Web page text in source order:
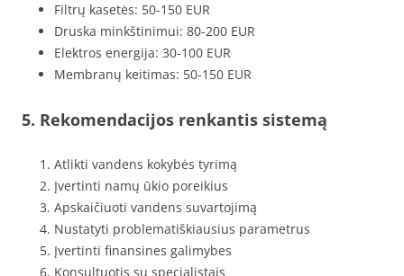
Filtrų kasetės: 50-150 EUR
Druska minkštinimui: 80-200 EUR
Elektros energija: 30-100 EUR
Membranų keitimas: 50-150 EUR
5. Rekomendacijos renkantis sistemą
Atlikti vandens kokybės tyrimą
Įvertinti namų ūkio poreikius
Apskaičiuoti vandens suvartojimą
Nustatyti problematiškiausius parametrus
Įvertinti finansines galimybes
Konsultuotis su specialistais